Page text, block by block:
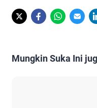
Mungkin Suka Ini